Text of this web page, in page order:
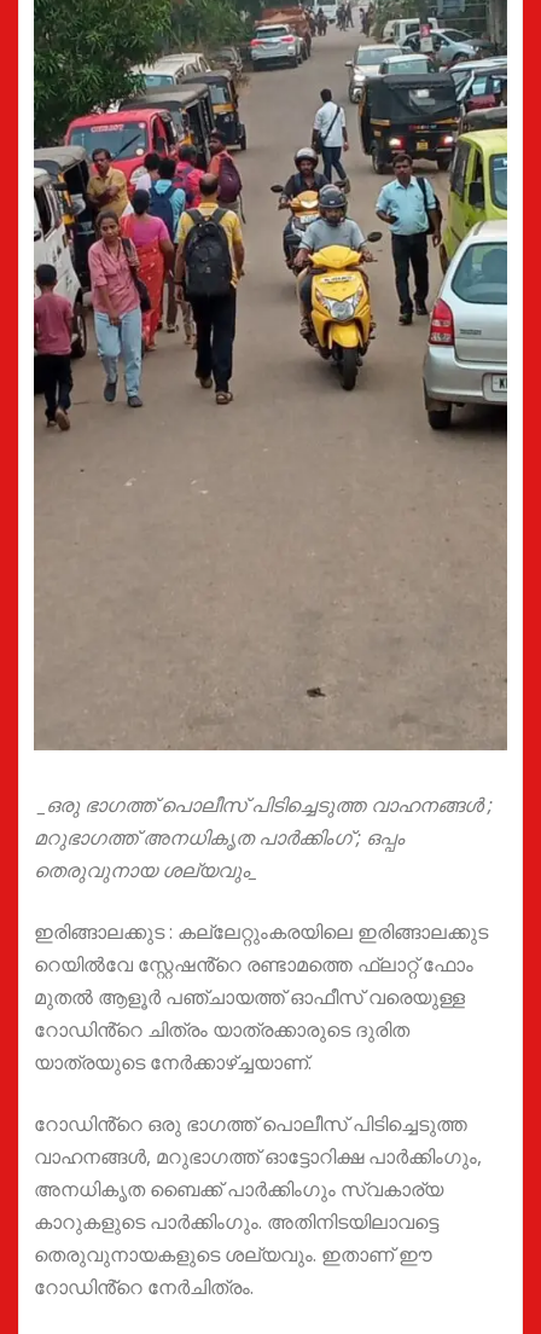
_ഒരു ഭാഗത്ത് പൊലീസ് പിടിച്ചെടുത്ത വാഹനങ്ങൾ ;
മറുഭാഗത്ത് അനധികൃത പാർക്കിംഗ് ; ഒപ്പം
തെരുവുനായ ശല്യവും_
ഇരിങ്ങാലക്കുട : കല്ലേറ്റുംകരയിലെ ഇരിങ്ങാലക്കുട
റെയിൽവേ സ്റ്റേഷൻ്റെ രണ്ടാമത്തെ ഫ്ലാറ്റ് ഫോം
മുതൽ ആളൂർ പഞ്ചായത്ത് ഓഫീസ് വരെയുള്ള
റോഡിൻ്റെ ചിത്രം യാത്രക്കാരുടെ ദുരിത
യാത്രയുടെ നേർക്കാഴ്ച്ചയാണ്.
റോഡിൻ്റെ ഒരു ഭാഗത്ത് പൊലീസ് പിടിച്ചെടുത്ത
വാഹനങ്ങൾ, മറുഭാഗത്ത് ഓട്ടോറിക്ഷ പാർക്കിംഗും,
അനധികൃത ബൈക്ക് പാർക്കിംഗും സ്വകാര്യ
കാറുകളുടെ പാർക്കിംഗും. അതിനിടയിലാവട്ടെ
തെരുവുനായകളുടെ ശല്യവും. ഇതാണ് ഈ
റോഡിൻ്റെ നേർചിത്രം.